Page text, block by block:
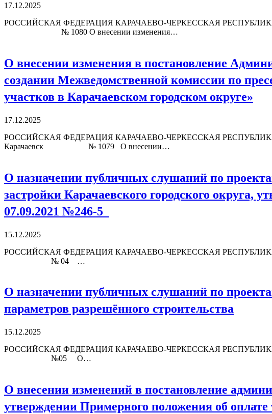
17.12.2025
РОССИЙСКАЯ ФЕДЕРАЦИЯ КАРАЧАЕВО-ЧЕРКЕССКАЯ
№ 1080 О внесении изменения…
О внесении изменения в постановление
создании Межведомственной комиссии по
участков в Карачаевском городском округе»
17.12.2025
РОССИЙСКАЯ ФЕДЕРАЦИЯ КАРАЧАЕВО-ЧЕРКЕССКАЯ
Карачаевск № 1079 О внесении…
О назначении публичных слушаний по
застройки Карачаевского городского округа,
07.09.2021 №246-5
15.12.2025
РОССИЙСКАЯ ФЕДЕРАЦИЯ КАРАЧАЕВО-ЧЕРКЕССКАЯ
№ 04 …
О назначении публичных слушаний по
параметров разрешённого строительства
15.12.2025
РОССИЙСКАЯ ФЕДЕРАЦИЯ КАРАЧАЕВО-ЧЕРКЕССКАЯ
№05 О…
О внесении изменений в постановление
утверждении Примерного положения об